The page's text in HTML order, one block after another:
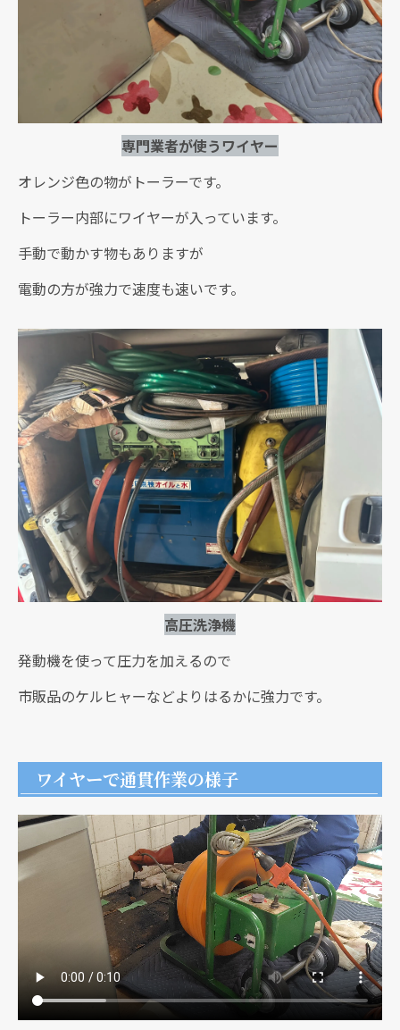
専門業者が使うワイヤー
オレンジ色の物がトーラーです。
トーラー内部にワイヤーが入っています。
手動で動かす物もありますが
電動の方が強力で速度も速いです。
高圧洗浄機
発動機を使って圧力を加えるので
市販品のケルヒャーなどよりはるかに強力です。
ワイヤーで通貫作業の様子